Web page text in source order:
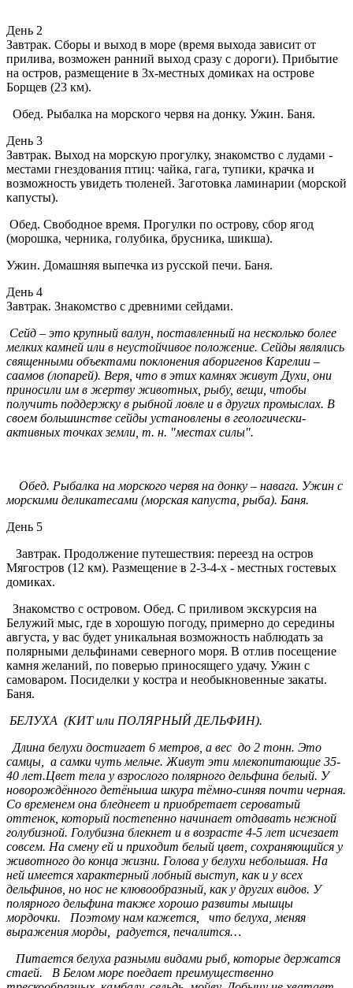
День 2
Завтрак. Сборы и выход в море (время выхода зависит от
прилива, возможен ранний выход сразу с дороги). Прибытие
на остров, размещение в 3х-местных домиках на острове
Борщев (23 км).
Обед. Рыбалка на морского червя на донку. Ужин. Баня.
День 3
Завтрак. Выход на морскую прогулку, знакомство с лудами -
местами гнездования птиц: чайка, гага, тупики, крачка и
возможность увидеть тюленей. Заготовка ламинарии (морской
капусты).
Обед. Свободное время. Прогулки по острову, сбор ягод
(морошка, черника, голубика, брусника, шикша).
Ужин. Домашняя выпечка из русской печи. Баня.
День 4
Завтрак. Знакомство с древними сейдами.
Сейд – это крупный валун, поставленный на несколько более
мелких камней или в неустойчивое положение. Сейды являлись
священными объектами поклонения аборигенов Карелии –
саамов (лопарей). Веря, что в этих камнях живут Духи, они
приносили им в жертву животных, рыбу, вещи, чтобы
получить поддержку в рыбной ловле и в других промыслах. В
своем большинстве сейды установлены в геологически-
активных точках земли, т. н. "местах силы".
Обед. Рыбалка на морского червя на донку – навага. Ужин с
морскими деликатесами (морская капуста, рыба). Баня.
День 5
Завтрак. Продолжение путешествия: переезд на остров
Мягостров (12 км). Размещение в 2-3-4-х - местных гостевых
домиках.
Знакомство с островом. Обед. С приливом экскурсия на
Белужий мыс, где в хорошую погоду, примерно до середины
августа, у вас будет уникальная возможность наблюдать за
полярными дельфинами северного моря. В отлив посещение
камня желаний, по поверью приносящего удачу. Ужин с
самоваром. Посиделки у костра и необыкновенные закаты.
Баня.
БЕЛУХА (КИТ или ПОЛЯРНЫЙ ДЕЛЬФИН).
Длина белухи достигает 6 метров, а вес до 2 тонн. Это
самцы, а самки чуть мельче. Живут эти млекопитающие 35-
40 лет.Цвет тела у взрослого полярного дельфина белый. У
новорождённого детёныша шкура тёмно-синяя почти черная.
Со временем она бледнеет и приобретает сероватый
оттенок, который постепенно начинает отдавать нежной
голубизной. Голубизна блекнет и в возрасте 4-5 лет исчезает
совсем. На смену ей и приходит белый цвет, сохраняющийся у
животного до конца жизни. Голова у белухи небольшая. На
ней имеется характерный лобный выступ, как и у всех
дельфинов, но нос не клювообразный, как у других видов. У
полярного дельфина также хорошо развиты мышцы
мордочки. Поэтому нам кажется, что белуха, меняя
выражения морды, радуется, печалится…
Питается белуха разными видами рыб, которые держатся
стаей. В Белом море поедает преимущественно